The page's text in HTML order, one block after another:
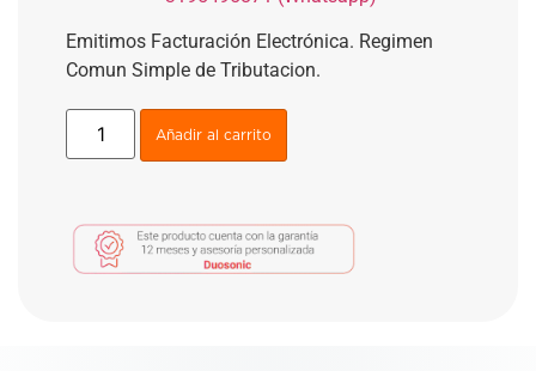
Emitimos Facturación Electrónica. Regimen
Comun Simple de Tributacion.
Añadir al carrito